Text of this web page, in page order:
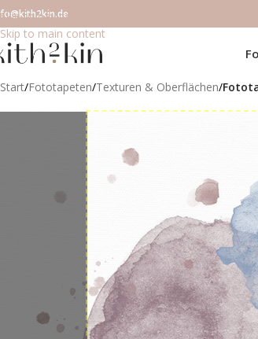
Skip to navigation
Skip to main content
Start/Fototapeten/Texturen & Oberflächen/